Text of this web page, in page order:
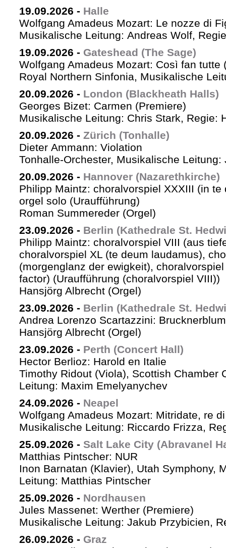
19.09.2026 - Halle
Wolfgang Amadeus Mozart: Le nozze di
Musikalische Leitung: Andreas Wolf,
19.09.2026 - Gateshead (The Sage)
Wolfgang Amadeus Mozart: Così fan tutte
Royal Northern Sinfonia, Musikalische
20.09.2026 - London (Blackheath Halls)
Georges Bizet: Carmen (Premiere)
Musikalische Leitung: Chris Stark, Regie:
20.09.2026 - Zürich (Tonhalle)
Dieter Ammann: Violation
Tonhalle-Orchester, Musikalische Leitung:
20.09.2026 - Hannover (Nazarethkirche)
Philipp Maintz: choralvorspiel XXXIII (in te
orgel solo (Uraufführung)
Roman Summereder (Orgel)
23.09.2026 - Berlin (Kathedrale St.
Philipp Maintz: choralvorspiel VIII (aus
choralvorspiel XL (te deum laudamus),
(morgenglanz der ewigkeit),
factor) (Uraufführung (choralvorspiel VIII))
Hansjörg Albrecht (Orgel)
23.09.2026 - Berlin (Kathedrale St.
Andrea Lorenzo Scartazzini:
Hansjörg Albrecht (Orgel)
23.09.2026 - Perth (Concert Hall)
Hector Berlioz: Harold en Italie
Timothy Ridout (Viola), Scottish Chamber
Leitung: Maxim Emelyanychev
24.09.2026 - Neapel
Wolfgang Amadeus Mozart: Mitridate, re
Musikalische Leitung: Riccardo Frizza,
25.09.2026 - Salt Lake City (Abravanel
Matthias Pintscher: NUR
Inon Barnatan (Klavier), Utah Symphony,
Leitung: Matthias Pintscher
25.09.2026 - Nordhausen
Jules Massenet: Werther (Premiere)
Musikalische Leitung: Jakub Przybicien,
26.09.2026 - Graz